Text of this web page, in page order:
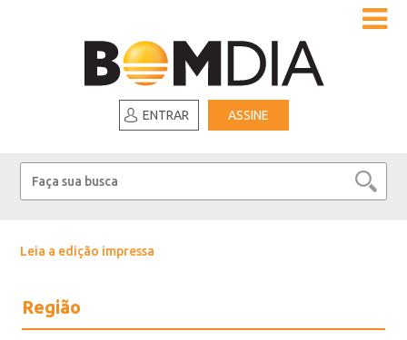
ENTRAR ASSINE
Leia a edição impressa
Região